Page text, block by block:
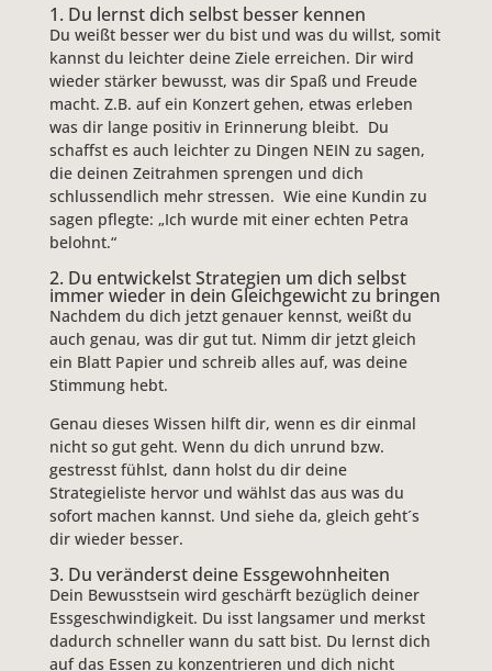
1. Du lernst dich selbst besser kennen
Du weißt besser wer du bist und was du willst, somit
kannst du leichter deine Ziele erreichen. Dir wird
wieder stärker bewusst, was dir Spaß und Freude
macht. Z.B. auf ein Konzert gehen, etwas erleben
was dir lange positiv in Erinnerung bleibt. Du
schaffst es auch leichter zu Dingen NEIN zu sagen,
die deinen Zeitrahmen sprengen und dich
schlussendlich mehr stressen. Wie eine Kundin zu
sagen pflegte: „Ich wurde mit einer echten Petra
belohnt.“
2. Du entwickelst Strategien um dich selbst
immer wieder in dein Gleichgewicht zu bringen
Nachdem du dich jetzt genauer kennst, weißt du
auch genau, was dir gut tut. Nimm dir jetzt gleich
ein Blatt Papier und schreib alles auf, was deine
Stimmung hebt.
Genau dieses Wissen hilft dir, wenn es dir einmal
nicht so gut geht. Wenn du dich unrund bzw.
gestresst fühlst, dann holst du dir deine
Strategieliste hervor und wählst das aus was du
sofort machen kannst. Und siehe da, gleich geht´s
dir wieder besser.
3. Du veränderst deine Essgewohnheiten
Dein Bewusstsein wird geschärft bezüglich deiner
Essgeschwindigkeit. Du isst langsamer und merkst
dadurch schneller wann du satt bist. Du lernst dich
auf das Essen zu konzentrieren und dich nicht